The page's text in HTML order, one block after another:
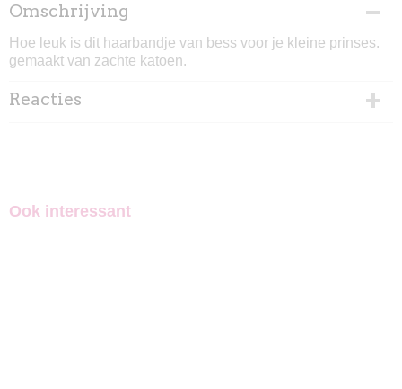
Omschrijving
Hoe leuk is dit haarbandje van bess voor je kleine prinses.
gemaakt van zachte katoen.
Reacties
Ook interessant